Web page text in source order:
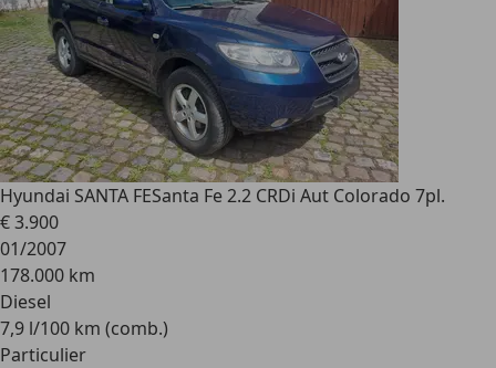
Hyundai SANTA FESanta Fe 2.2 CRDi Aut Colorado 7pl.
€ 3.900
01/2007
178.000 km
Diesel
7,9 l/100 km (comb.)
Particulier